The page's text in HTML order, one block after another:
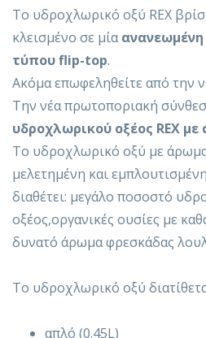
Το υδροχλωρικό οξύ REX
κλεισμένο σε μίαανανεωμένη
τύπου flip-top.
Ακόμα επωφεληθείτε από την
Την νέα πρωτοποριακή
υδροχλωρικού οξέος REX
Το υδροχλωρικό οξύ με άρωμα
μελετημένη και
διαθέτει: μεγάλο ποσοστό
οξέος,οργανικές ουσίες με
δυνατό άρωμα φρεσκάδας
Το υδροχλωρικό οξύ
απλό (0.45L)